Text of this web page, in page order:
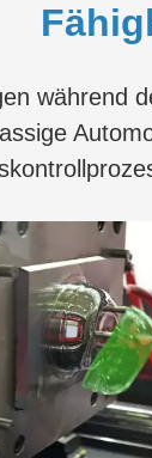
während